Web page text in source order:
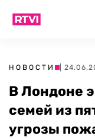
НОВОСТИ |
В Лондоне
семей из
угрозы